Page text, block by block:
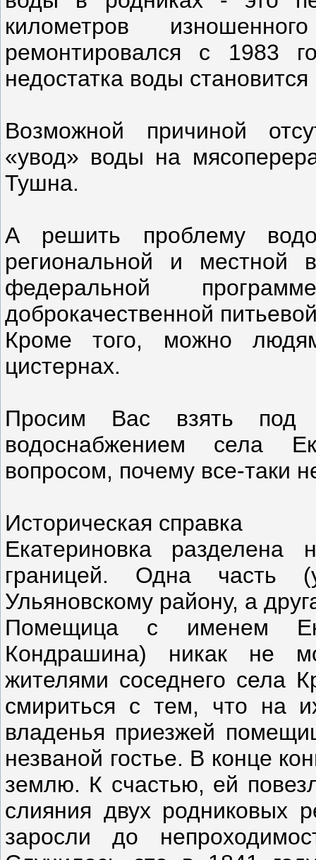
километров
ремонтировался с 1983
недостатка воды
Возможной причиной
«увод» воды на
Тушна.
А решить проблему
региональной и местной
федеральной
доброкачественной
Кроме того, можно
цистернах.
Просим Вас взять под
водоснабжением села
вопросом, почему все-таки
Историческая справка
Екатериновка разделена
границей. Одна часть
Ульяновскому району, а
Помещица с именем
Кондрашина) никак не
жителями соседнего села
смириться с тем, что на
владенья приезжей
незваной гостье. В конце
землю. К счастью, ей
слияния двух родниковых
заросли до